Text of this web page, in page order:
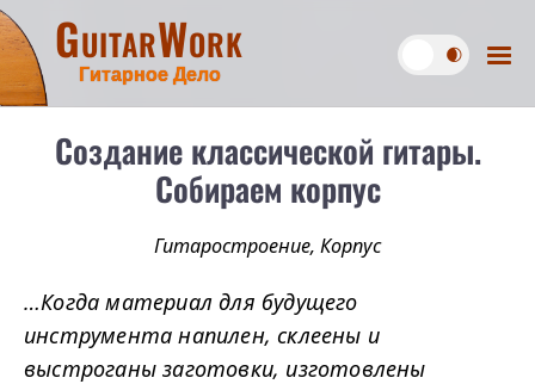
GuitarWork
Гитарное Дело
Создание классической гитары.
Собираем корпус
Гитаростроение, Корпус
…Когда материал для будущего
инструмента напилен, склеены и
выстроганы заготовки, изготовлены